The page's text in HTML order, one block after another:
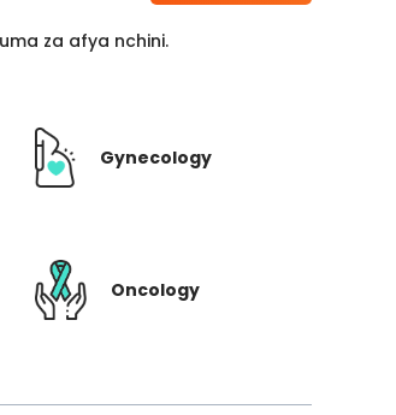
za afya nchini.
Gynecology
Oncology